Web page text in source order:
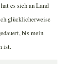
es sich an Land
glücklicherweise
bis mein
ist.